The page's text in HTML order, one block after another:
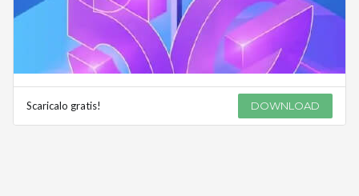
Scaricalo gratis! DOWNLOAD